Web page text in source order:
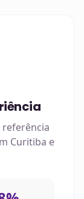
referência
Curitiba e